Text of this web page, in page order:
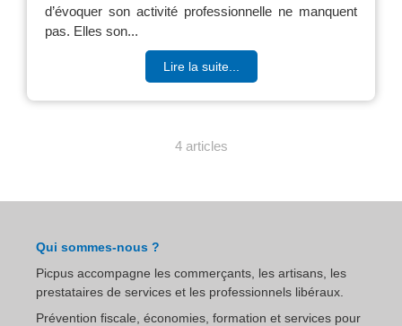
d’évoquer son activité professionnelle ne manquent
pas. Elles son...
Lire la suite...
4 articles
Qui sommes-nous ?
Picpus accompagne les commerçants, les artisans, les
prestataires de services et les professionnels libéraux.
Prévention fiscale, économies, formation et services pour